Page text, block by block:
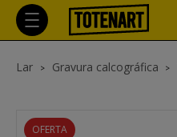
Lar Gravura calcográfica
OFERTA